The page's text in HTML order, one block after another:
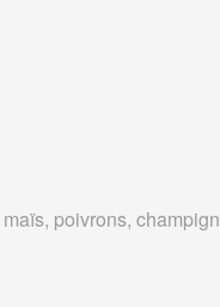
poivrons,